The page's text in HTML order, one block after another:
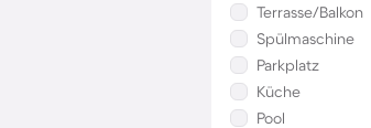
Terrasse/Balkon
Spülmaschine
Parkplatz
Küche
Pool